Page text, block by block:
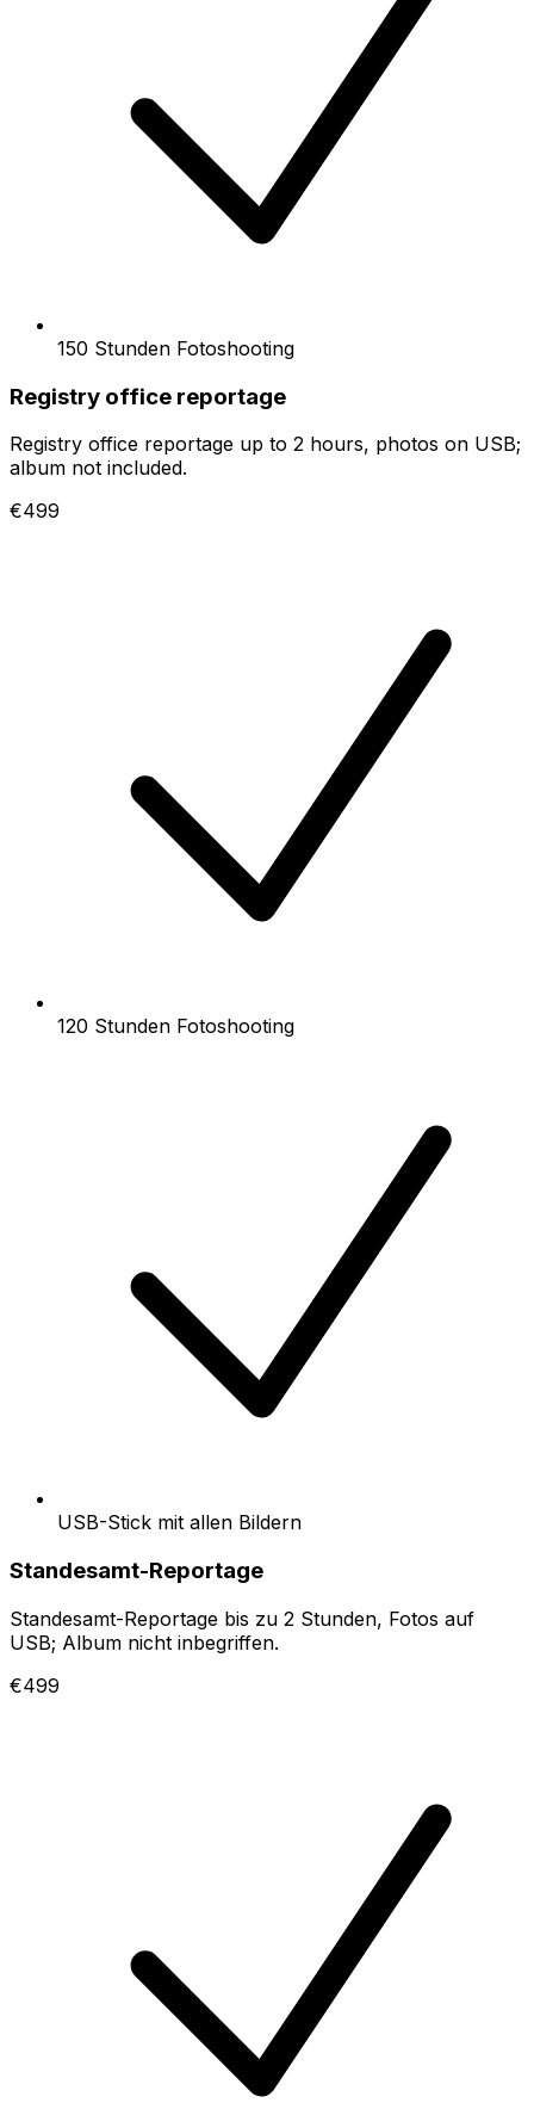
150 Stunden Fotoshooting
Registry office reportage
Registry office reportage up to 2 hours, photos on USB;
album not included.
€499
120 Stunden Fotoshooting
USB-Stick mit allen Bildern
Standesamt-Reportage
Standesamt-Reportage bis zu 2 Stunden, Fotos auf
USB; Album nicht inbegriffen.
€499